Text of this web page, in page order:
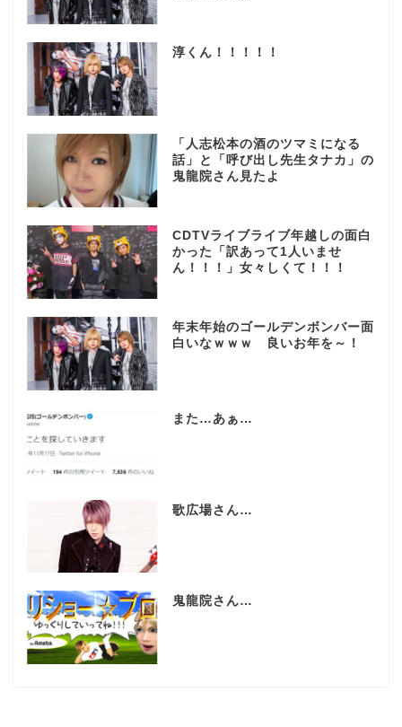
淳くん！！！！！
「人志松本の酒のツマミになる
話」と「呼び出し先生タナカ」の
鬼龍院さん見たよ
CDTVライブライブ年越しの面白
かった「訳あって1人いませ
ん！！！」女々しくて！！！
年末年始のゴールデンボンバー面
白いなｗｗｗ 良いお年を～！
また…あぁ…
歌広場さん…
鬼龍院さん…